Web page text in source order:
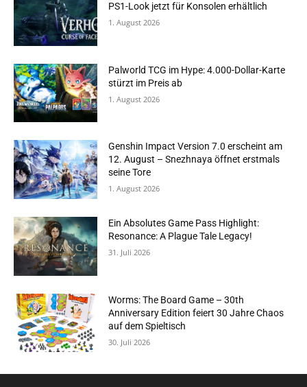
PS1-Look jetzt für Konsolen erhältlich
1. August 2026
Palworld TCG im Hype: 4.000-Dollar-Karte
stürzt im Preis ab
1. August 2026
Genshin Impact Version 7.0 erscheint am
12. August – Snezhnaya öffnet erstmals
seine Tore
1. August 2026
Ein Absolutes Game Pass Highlight:
Resonance: A Plague Tale Legacy!
31. Juli 2026
Worms: The Board Game – 30th
Anniversary Edition feiert 30 Jahre Chaos
auf dem Spieltisch
30. Juli 2026